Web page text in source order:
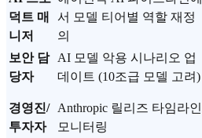
덕트 매
니저
서 모델 티어별 역할 재정
의
보안 담
당자
AI 모델 악용 시나리오 업
데이트 (10조급 모델 고려)
경영진/
투자자
Anthropic 릴리즈 타임라인
모니터링